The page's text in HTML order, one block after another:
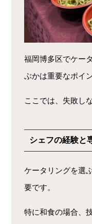
福岡博多区でケー
ぶかは重要なポイ
ここでは、失敗し
シェフの経験と
ケータリングを選
要です。
特に和食の場合、